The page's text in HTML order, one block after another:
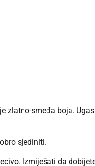
zlatno-smeđa boja.
sjediniti.
Izmiješati da